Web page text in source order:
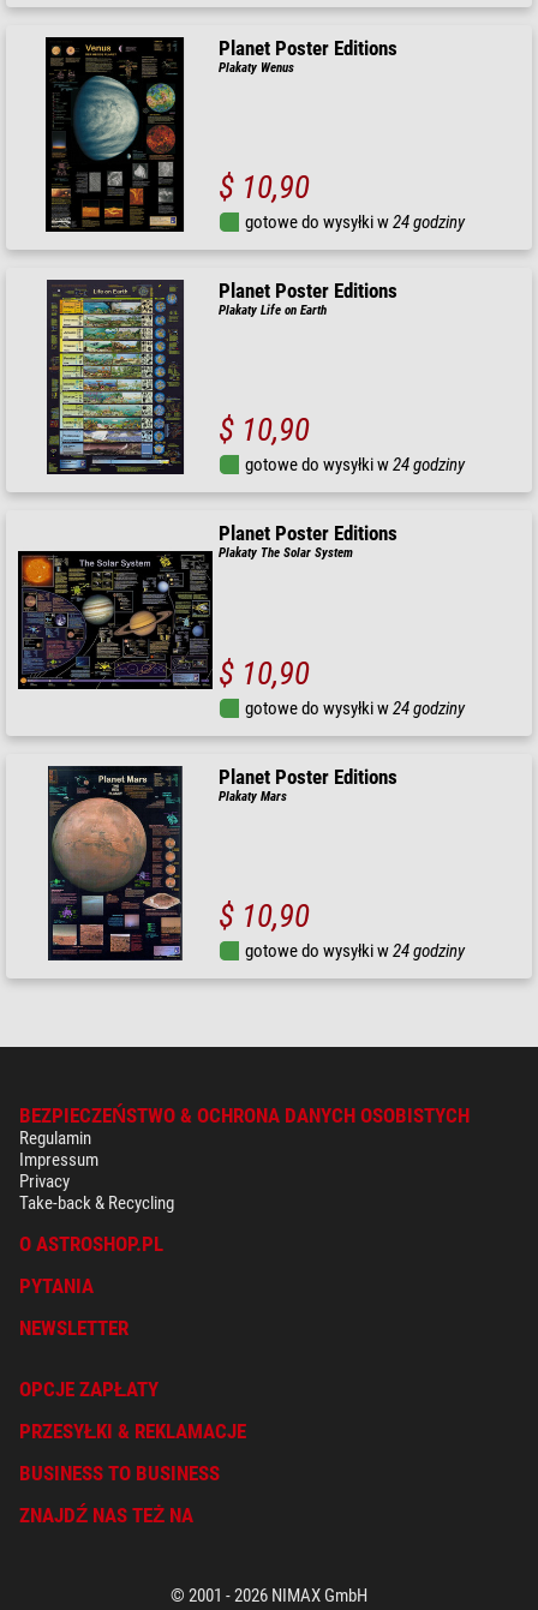
Planet Poster Editions
Plakaty Wenus
$ 10,90
gotowe do wysyłki w24 godziny
Planet Poster Editions
Plakaty Life on Earth
$ 10,90
gotowe do wysyłki w24 godziny
Planet Poster Editions
Plakaty The Solar System
$ 10,90
gotowe do wysyłki w24 godziny
Planet Poster Editions
Plakaty Mars
$ 10,90
gotowe do wysyłki w24 godziny
BEZPIECZEŃSTWO & OCHRONA DANYCH OSOBISTYCH
Regulamin
Impressum
Privacy
Take-back & Recycling
O ASTROSHOP.PL
PYTANIA
NEWSLETTER
OPCJE ZAPŁATY
PRZESYŁKI & REKLAMACJE
BUSINESS TO BUSINESS
ZNAJDŹ NAS TEŻ NA
© 2001 - 2026 NIMAX GmbH